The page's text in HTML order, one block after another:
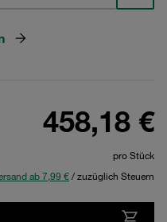
458,18 €
pro Stück
ab 7,99 €/ zuzüglich Steuern